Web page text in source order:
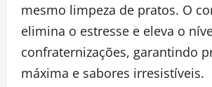
mesmo limpeza de pratos. O
elimina o estresse e eleva o
confraternizações, garantindo
máxima e sabores irresistíveis.